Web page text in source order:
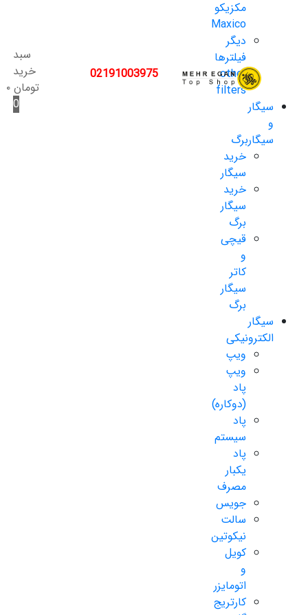
مکزیکو
Maxico
دیگر
فیلترها
other
filters
سیگار
و
سیگاربرگ
خرید
سیگار
خرید
سیگار
برگ
قیچی
و
کاتر
سیگار
برگ
سیگار
الکترونیکی
ویپ
ویپ
پاد
(دوکاره)
پاد
سیستم
پاد
یکبار
مصرف
جویس
سالت
نیکوتین
کویل
و
اتومایزر
کارتریج
02191003975
سبد
خرید
تومان۰
0